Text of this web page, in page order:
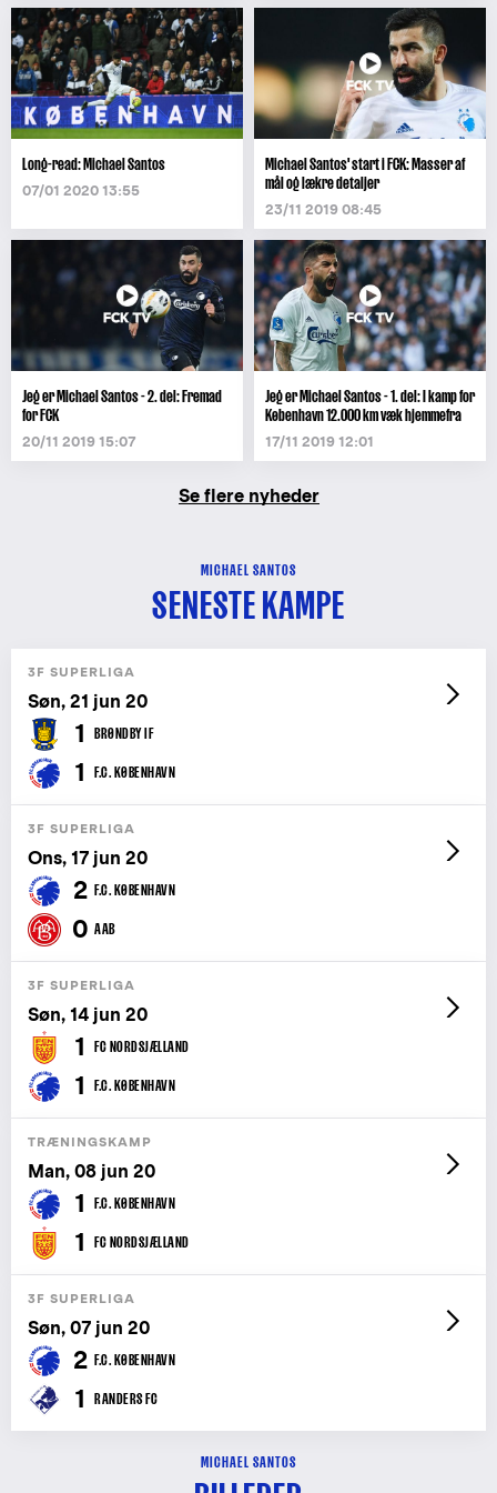
Long-read: Michael Santos
07/01 2020 13:55
Michael Santos' start i FCK: Masser af
mål og lækre detaljer
23/11 2019 08:45
Jeg er Michael Santos - 2. del: Fremad
for FCK
20/11 2019 15:07
Jeg er Michael Santos - 1. del: I kamp for
København 12.000 km væk hjemmefra
17/11 2019 12:01
Se flere nyheder
MICHAEL SANTOS
SENESTE KAMPE
3F SUPERLIGA
Søn, 21 jun 20
1 BRØNDBY IF
1 F.C. KØBENHAVN
3F SUPERLIGA
Ons, 17 jun 20
2 F.C. KØBENHAVN
0 AAB
3F SUPERLIGA
Søn, 14 jun 20
1 FC NORDSJÆLLAND
1 F.C. KØBENHAVN
TRÆNINGSKAMP
Man, 08 jun 20
1 F.C. KØBENHAVN
1 FC NORDSJÆLLAND
3F SUPERLIGA
Søn, 07 jun 20
2 F.C. KØBENHAVN
1 RANDERS FC
MICHAEL SANTOS